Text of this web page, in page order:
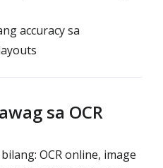
accuracy sa
sa OCR
OCR online, image